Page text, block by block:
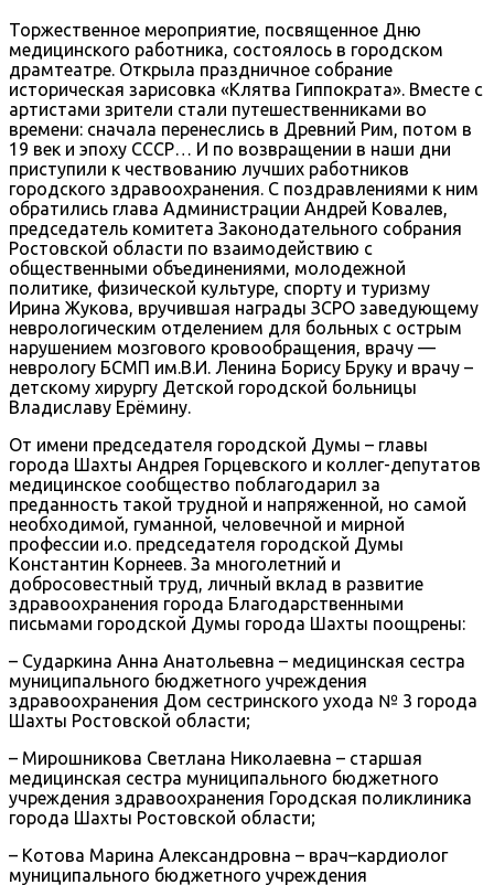
Торжественное мероприятие, посвященное Дню
медицинского работника, состоялось в городском
драмтеатре. Открыла праздничное собрание
историческая зарисовка «Клятва Гиппократа». Вместе с
артистами зрители стали путешественниками во
времени: сначала перенеслись в Древний Рим, потом в
19 век и эпоху СССР… И по возвращении в наши дни
приступили к чествованию лучших работников
городского здравоохранения. С поздравлениями к ним
обратились глава Администрации Андрей Ковалев,
председатель комитета Законодательного собрания
Ростовской области по взаимодействию с
общественными объединениями, молодежной
политике, физической культуре, спорту и туризму
Ирина Жукова, вручившая награды ЗСРО заведующему
неврологическим отделением для больных с острым
нарушением мозгового кровообращения, врачу —
неврологу БСМП им.В.И. Ленина Борису Бруку и врачу –
детскому хирургу Детской городской больницы
Владиславу Ерёмину.
От имени председателя городской Думы – главы
города Шахты Андрея Горцевского и коллег-депутатов
медицинское сообщество поблагодарил за
преданность такой трудной и напряженной, но самой
необходимой, гуманной, человечной и мирной
профессии и.о. председателя городской Думы
Константин Корнеев. За многолетний и
добросовестный труд, личный вклад в развитие
здравоохранения города Благодарственными
письмами городской Думы города Шахты поощрены:
– Сударкина Анна Анатольевна – медицинская сестра
муниципального бюджетного учреждения
здравоохранения Дом сестринского ухода № 3 города
Шахты Ростовской области;
– Мирошникова Светлана Николаевна – старшая
медицинская сестра муниципального бюджетного
учреждения здравоохранения Городская поликлиника
города Шахты Ростовской области;
– Котова Марина Александровна – врач–кардиолог
муниципального бюджетного учреждения